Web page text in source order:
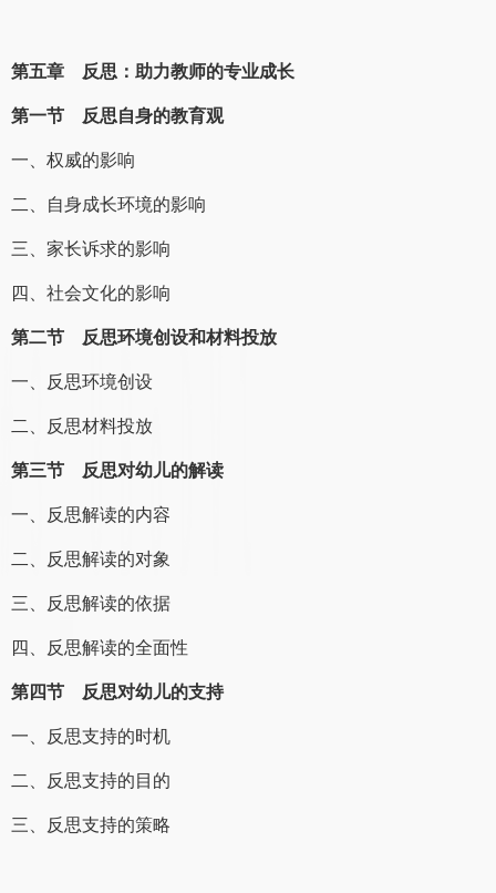
第五章 反思：助力教师的专业成长
第一节 反思自身的教育观
一、权威的影响
二、自身成长环境的影响
三、家长诉求的影响
四、社会文化的影响
第二节 反思环境创设和材料投放
一、反思环境创设
二、反思材料投放
第三节 反思对幼儿的解读
一、反思解读的内容
二、反思解读的对象
三、反思解读的依据
四、反思解读的全面性
第四节 反思对幼儿的支持
一、反思支持的时机
二、反思支持的目的
三、反思支持的策略